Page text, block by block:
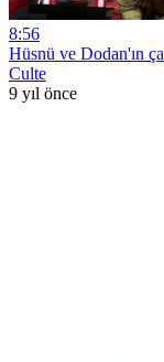
8:56
Hüsnü ve Dodan'ın
Culte
9 yıl önce